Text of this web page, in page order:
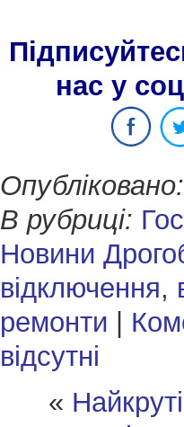
нас у
Опубліковано:
В рубриці:
Новини
відключення,
ремонти
відсутні
«